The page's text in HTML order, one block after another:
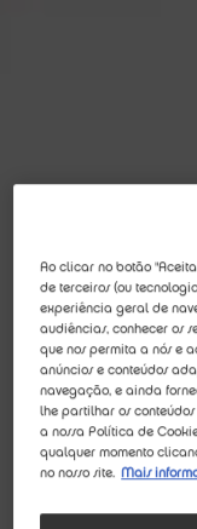
Ao clicar no botão
de terceiros (ou
experiência geral de
audiências, conhecer os
que nos permita a nós e
anúncios e conteúdos
navegação, e ainda
lhe partilhar os conteúdos
a nossa Política de
qualquer momento
no nosso site. Mais